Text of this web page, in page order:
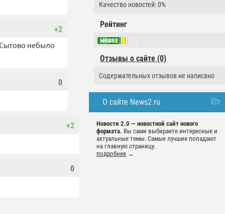
Качество новостей: 0%
Рейтинг
Отзывы о сайте (0)
Содержательных отзывов не написано
О сайте News2.ru
Новости 2.0 — новостной сайт нового
формата. Вы сами выбираете интересные и
актуальные темы. Самые лучшие попадают
на главную страницу.
подробнее →
+2
небыло
0
+2
0